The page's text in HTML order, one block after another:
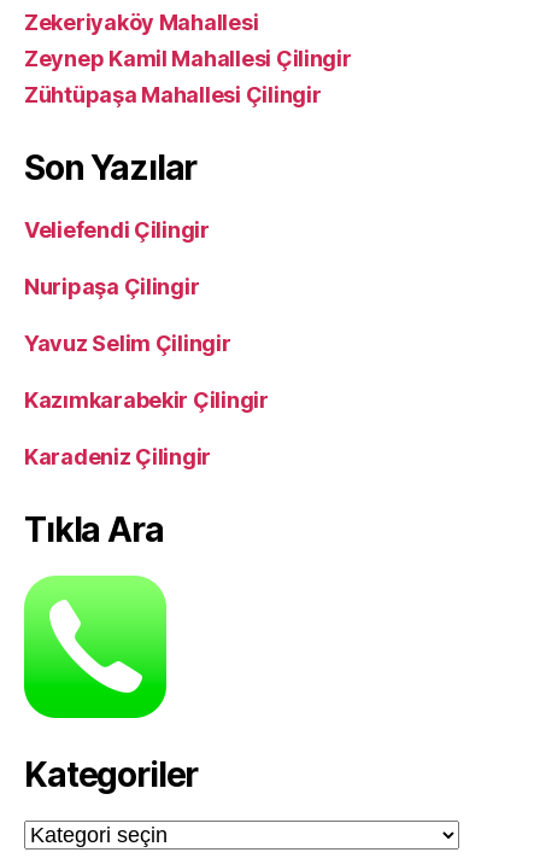
Zekeriyaköy Mahallesi
Zeynep Kamil Mahallesi Çilingir
Zühtüpaşa Mahallesi Çilingir
Son Yazılar
Veliefendi Çilingir
Nuripaşa Çilingir
Yavuz Selim Çilingir
Kazımkarabekir Çilingir
Karadeniz Çilingir
Tıkla Ara
Kategoriler
Kategoriler